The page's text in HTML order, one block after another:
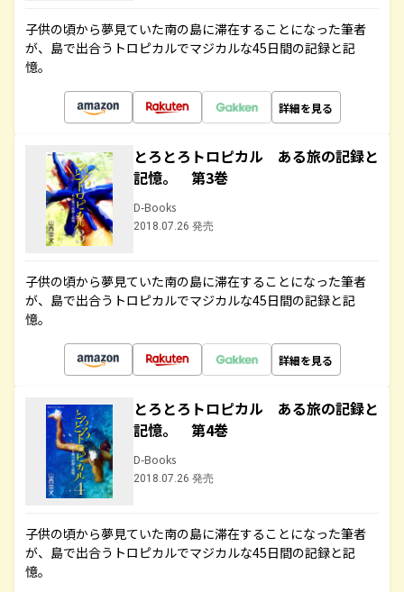
子供の頃から夢見ていた南の島に滞在することになった筆者
が、島で出合うトロピカルでマジカルな45日間の記録と記
憶。
詳細を見る
とろとろトロピカル ある旅の記録と
記憶。 第3巻
D-Books
2018.07.26 発売
子供の頃から夢見ていた南の島に滞在することになった筆者
が、島で出合うトロピカルでマジカルな45日間の記録と記
憶。
詳細を見る
とろとろトロピカル ある旅の記録と
記憶。 第4巻
D-Books
2018.07.26 発売
子供の頃から夢見ていた南の島に滞在することになった筆者
が、島で出合うトロピカルでマジカルな45日間の記録と記
憶。